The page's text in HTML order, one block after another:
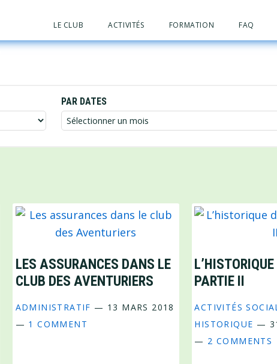
LE CLUB ACTIVITÉS FORMATION FAQ
PAR DATES
Par
LES ASSURANCES DANS LE
CLUB DES AVENTURIERS
ADMINISTRATIF — 13 MARS 2018
— 1 COMMENT
PARTIE II
ACTIVITÉS
HISTORIQUE —
— 2 COMMENTS